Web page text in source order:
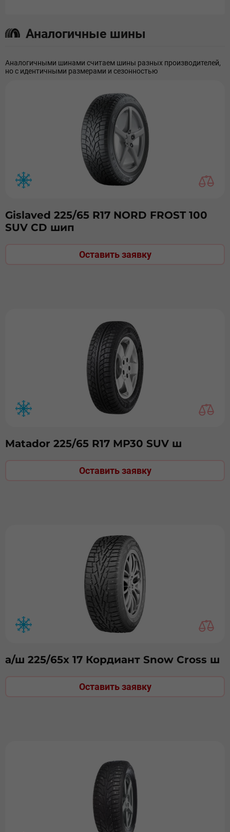
Аналогичные шины
Аналогичными шинами считаем шины разных производителей,
но с идентичными размерами и сезонностью
Gislaved 225/65 R17 NORD FROST 100
SUV СD шип
Оставить заявку
Matador 225/65 R17 МР30 SUV ш
Оставить заявку
а/ш 225/65х 17 Кордиант Snow Cross ш
Оставить заявку